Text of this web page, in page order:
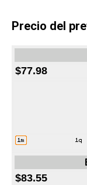
Precio del
$77.98
$83.55